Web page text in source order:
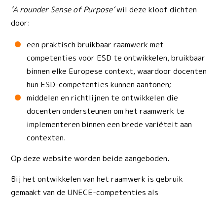
‘A rounder Sense of Purpose’wil deze kloof dichten
door:
een praktisch bruikbaar raamwerk met
competenties voor ESD te ontwikkelen, bruikbaar
binnen elke Europese context, waardoor docenten
hun ESD-competenties kunnen aantonen;
middelen en richtlijnen te ontwikkelen die
docenten ondersteunen om het raamwerk te
implementeren binnen een brede variëteit aan
contexten.
Op deze website worden beide aangeboden.
Bij het ontwikkelen van het raamwerk is gebruik
gemaakt van de UNECE-competenties als